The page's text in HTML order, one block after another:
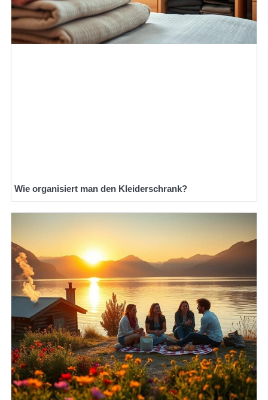
Wie organisiert man den Kleiderschrank?